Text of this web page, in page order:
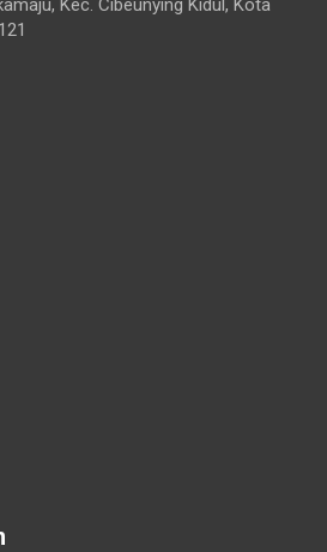
Kec. Cibeunying Kidul, Kota